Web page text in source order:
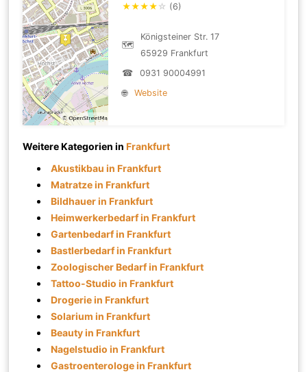
★★★★ ☆ (6)
🗺
Königsteiner Str. 17
65929 Frankfurt
☎
0931 90004991
🌐
Website
Weitere Kategorien inFrankfurt
Akustikbau in Frankfurt
Matratze in Frankfurt
Bildhauer in Frankfurt
Heimwerkerbedarf in Frankfurt
Gartenbedarf in Frankfurt
Bastlerbedarf in Frankfurt
Zoologischer Bedarf in Frankfurt
Tattoo-Studio in Frankfurt
Drogerie in Frankfurt
Solarium in Frankfurt
Beauty in Frankfurt
Nagelstudio in Frankfurt
Gastroenterologe in Frankfurt